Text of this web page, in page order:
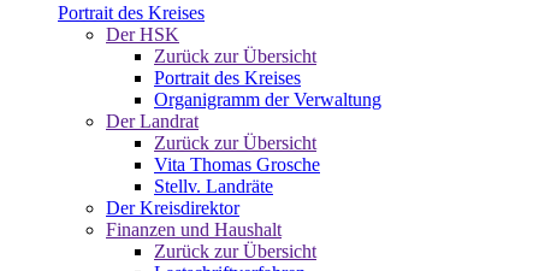
Portrait des Kreises
Der HSK
Zurück zur Übersicht
Portrait des Kreises
Organigramm der Verwaltung
Der Landrat
Zurück zur Übersicht
Vita Thomas Grosche
Stellv. Landräte
Der Kreisdirektor
Finanzen und Haushalt
Zurück zur Übersicht